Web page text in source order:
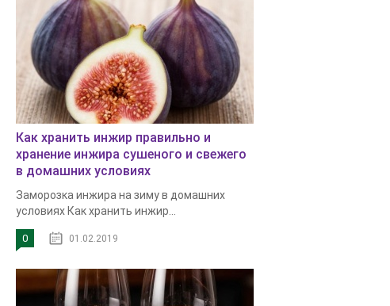
Как хранить инжир правильно и
хранение инжира сушеного и свежего
в домашних условиях
Заморозка инжира на зиму в домашних
условиях Как хранить инжир...
0 01.02.2019